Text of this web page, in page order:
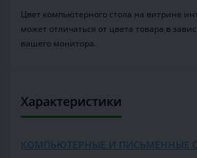
Цвет компьютерного стола на витрине
может отличаться от цвета товара в
вашего монитора.
Характеристики
КОМПЬЮТЕРНЫЕ И ПИСЬМЕННЫЕ